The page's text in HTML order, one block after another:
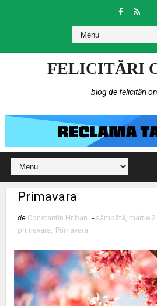
FELICITĂRI
blog de felicitări
Primavara
de Constantin Hriban - sâmbătă, martie
primavara, Primavara